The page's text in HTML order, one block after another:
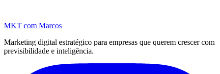
MKT com Marcos
Marketing digital estratégico para empresas que querem crescer com
previsibilidade e inteligência.